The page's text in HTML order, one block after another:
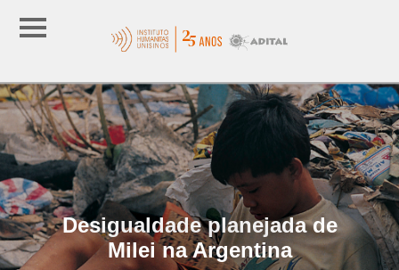
Desigualdade planejada de
Milei na Argentina